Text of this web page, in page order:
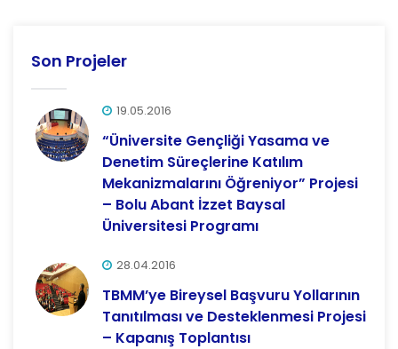
Son Projeler
19.05.2016
“Üniversite Gençliği Yasama ve
Denetim Süreçlerine Katılım
Mekanizmalarını Öğreniyor” Projesi
– Bolu Abant İzzet Baysal
Üniversitesi Programı
28.04.2016
TBMM’ye Bireysel Başvuru Yollarının
Tanıtılması ve Desteklenmesi Projesi
– Kapanış Toplantısı